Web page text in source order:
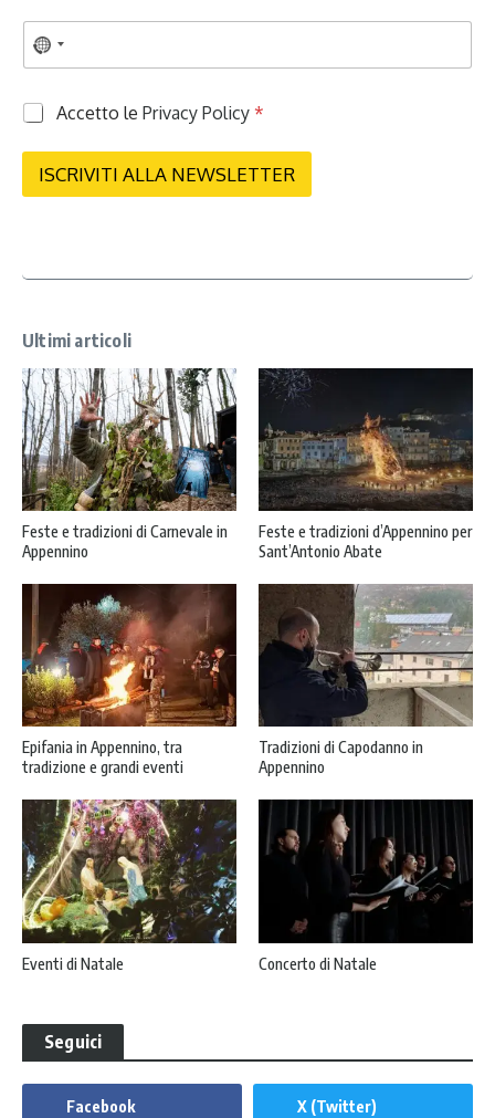
P
i
a
Accetto le Privacy Policy *
ISCRIVITI ALLA NEWSLETTER
Ultimi articoli
Feste e tradizioni di Carnevale in
Appennino
Feste e tradizioni d’Appennino per
Sant’Antonio Abate
Epifania in Appennino, tra
tradizione e grandi eventi
Tradizioni di Capodanno in
Appennino
Eventi di Natale Concerto di Natale
Seguici
Facebook
X (Twitter)